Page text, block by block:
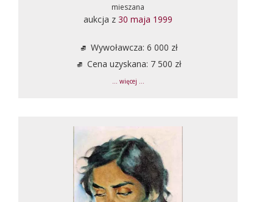
mieszana
aukcja z 30 maja 1999
Wywoławcza: 6 000 zł
Cena uzyskana: 7 500 zł
... więcej ...